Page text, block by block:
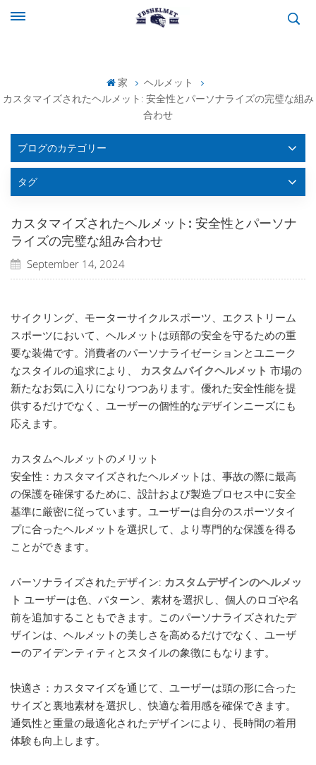
家
ヘルメット
カスタマイズされたヘルメット: 安全性とパーソナライズの完璧な組み
合わせ
ブログのカテゴリー
タグ
カスタマイズされたヘルメット: 安全性とパーソナ
ライズの完璧な組み合わせ
September 14, 2024
サイクリング、モーターサイクルスポーツ、エクストリーム
スポーツにおいて、ヘルメットは頭部の安全を守るための重
要な装備です。消費者のパーソナライゼーションとユニーク
なスタイルの追求により、 カスタムバイクヘルメット 市場の
新たなお気に入りになりつつあります。優れた安全性能を提
供するだけでなく、ユーザーの個性的なデザインニーズにも
応えます。
カスタムヘルメットのメリット
安全性：カスタマイズされたヘルメットは、事故の際に最高
の保護を確保するために、設計および製造プロセス中に安全
基準に厳密に従っています。ユーザーは自分のスポーツタイ
プに合ったヘルメットを選択して、より専門的な保護を得る
ことができます。
パーソナライズされたデザイン: カスタムデザインのヘルメッ
ト ユーザーは色、パターン、素材を選択し、個人のロゴや名
前を追加することもできます。このパーソナライズされたデ
ザインは、ヘルメットの美しさを高めるだけでなく、ユーザ
ーのアイデンティティとスタイルの象徴にもなります。
快適さ：カスタマイズを通じて、ユーザーは頭の形に合った
サイズと裏地素材を選択し、快適な着用感を確保できます。
通気性と重量の最適化されたデザインにより、長時間の着用
体験も向上します。